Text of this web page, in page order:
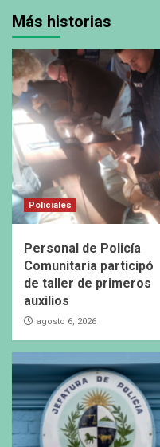
Más historias
Policiales
Personal de Policía
Comunitaria participó
de taller de primeros
auxilios
agosto 6, 2026